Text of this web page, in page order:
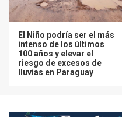
El Niño podría ser el más
intenso de los últimos
100 años y elevar el
riesgo de excesos de
lluvias en Paraguay